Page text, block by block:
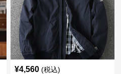
¥4,560 (税込)